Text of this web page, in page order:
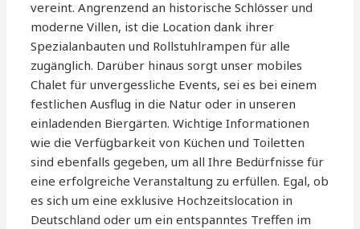
vereint. Angrenzend an historische Schlösser und
moderne Villen, ist die Location dank ihrer
Spezialanbauten und Rollstuhlrampen für alle
zugänglich. Darüber hinaus sorgt unser mobiles
Chalet für unvergessliche Events, sei es bei einem
festlichen Ausflug in die Natur oder in unseren
einladenden Biergärten. Wichtige Informationen
wie die Verfügbarkeit von Küchen und Toiletten
sind ebenfalls gegeben, um all Ihre Bedürfnisse für
eine erfolgreiche Veranstaltung zu erfüllen. Egal, ob
es sich um eine exklusive Hochzeitslocation in
Deutschland oder um ein entspanntes Treffen im